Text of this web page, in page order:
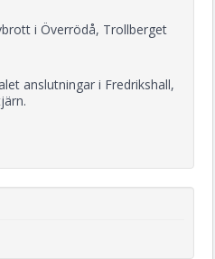
i Överrödå, Trollberget
anslutningar i Fredrikshall,